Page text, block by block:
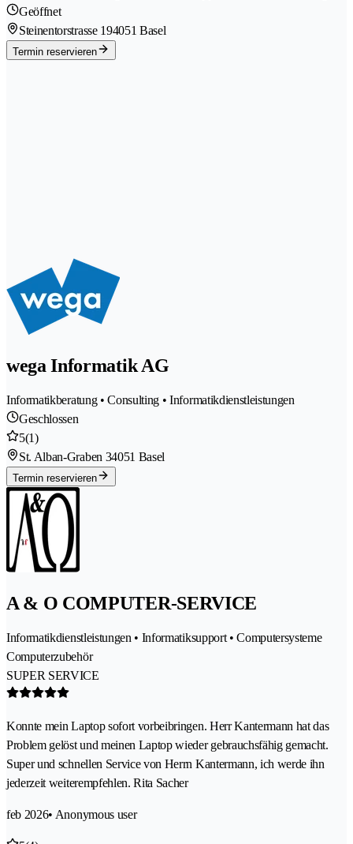
Geöffnet
Steinentorstrasse 194051 Basel
Termin reservieren
wega Informatik AG
Informatikberatung • Consulting • Informatikdienstleistungen
Geschlossen
5(1)
St. Alban-Graben 34051 Basel
Termin reservieren
A & O COMPUTER-SERVICE
Informatikdienstleistungen • Informatiksupport • Computersysteme
Computerzubehör
SUPER SERVICE
Konnte mein Laptop sofort vorbeibringen. Herr Kantermann hat das
Problem gelöst und meinen Laptop wieder gebrauchsfähig gemacht.
Super und schnellen Service von Herrn Kantermann, ich werde ihn
jederzeit weiterempfehlen. Rita Sacher
feb 2026• Anonymous user